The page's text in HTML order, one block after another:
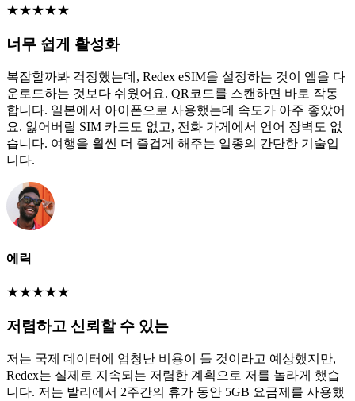
★★★★★
너무 쉽게 활성화
복잡할까봐 걱정했는데, Redex eSIM을 설정하는 것이 앱을 다
운로드하는 것보다 쉬웠어요. QR코드를 스캔하면 바로 작동
합니다. 일본에서 아이폰으로 사용했는데 속도가 아주 좋았어
요. 잃어버릴 SIM 카드도 없고, 전화 가게에서 언어 장벽도 없
습니다. 여행을 훨씬 더 즐겁게 해주는 일종의 간단한 기술입
니다.
에릭
★★★★★
저렴하고 신뢰할 수 있는
저는 국제 데이터에 엄청난 비용이 들 것이라고 예상했지만,
Redex는 실제로 지속되는 저렴한 계획으로 저를 놀라게 했습
니다. 저는 발리에서 2주간의 휴가 동안 5GB 요금제를 사용했